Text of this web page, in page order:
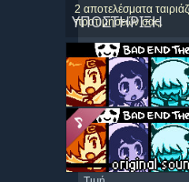
ΥΠΟΣΤΗΡΙΞΗ
2 αποτελέσματα
προτιμήσεών σας.